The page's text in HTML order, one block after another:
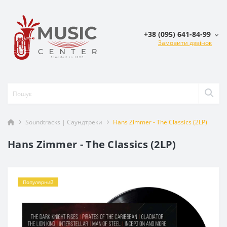
+38 (095) 641-84-99
Замовити дзвінок
Soundtracks | Саундтреки Hans Zimmer - The Classics (2LP)
Hans Zimmer - The Classics (2LP)
Популярний